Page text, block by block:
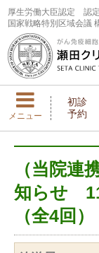
厚生労働大臣認定
認
国家戦略特別区域会議
メニュー
初診
予約
（当院連
知らせ
（全4回）